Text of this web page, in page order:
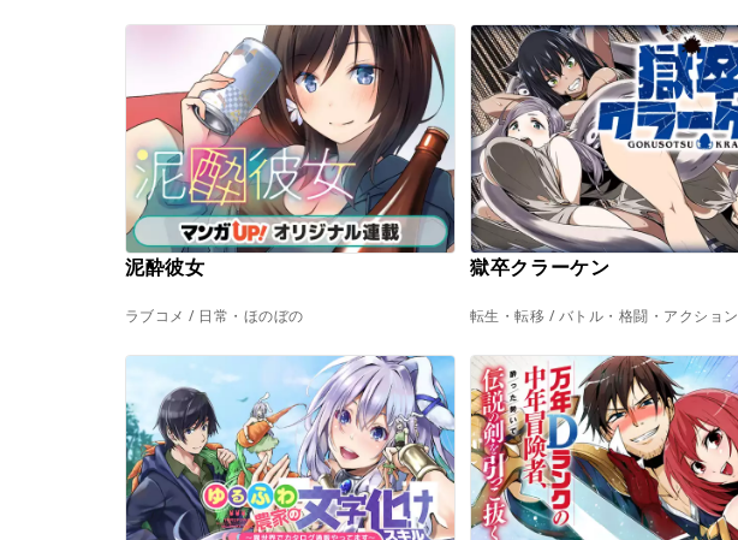
泥酔彼女
ラブコメ / 日常・ほのぼの
獄卒クラーケン
転生・転移 / バトル・格闘・アクション